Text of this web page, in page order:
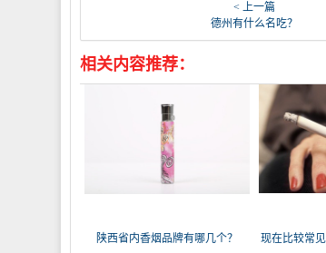
< 上一篇
德州有什么名吃？
相关内容推荐：
陕西省内香烟品牌有哪几个？
现在比较常